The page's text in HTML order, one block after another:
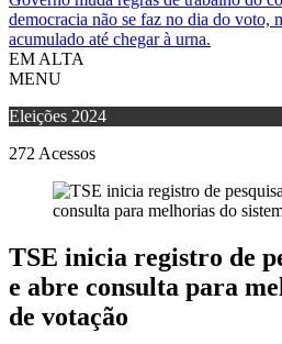
democracia não se faz no dia do voto,
acumulado até chegar à urna.
EM ALTA
MENU
Eleições 2024
272 Acessos
TSE inicia registro de
e abre consulta para
de votação